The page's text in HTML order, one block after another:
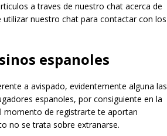
a traves de nuestro chat acerca de
nuestro chat para contactar con los
espanoles
a avispado, evidentemente alguna las
espanoles, por consiguiente en la
momento de registrarte te aportan
no se trata sobre extranarse.